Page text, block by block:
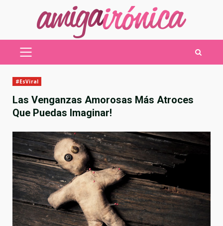
MENÚ
#EsViral
Las Venganzas Amorosas Más Atroces
Que Puedas Imaginar!